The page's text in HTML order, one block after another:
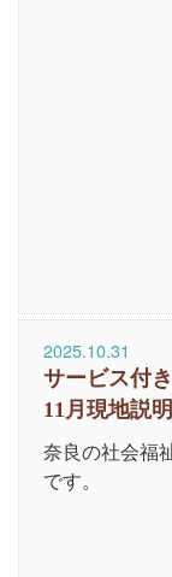
2025.10.31
サービス付
11月現地説
奈良の社会福
です。